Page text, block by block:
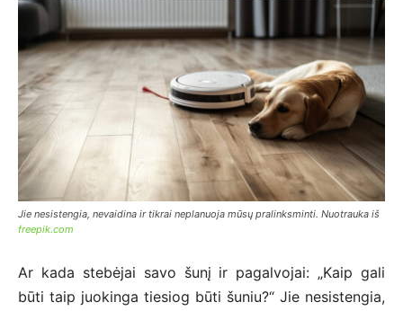
Jie nesistengia, nevaidina ir tikrai neplanuoja mūsų pralinksminti. Nuotrauka iš
freepik.com
Ar kada stebėjai savo šunį ir pagalvojai: „Kaip gali
būti taip juokinga tiesiog būti šuniu?“ Jie nesistengia,